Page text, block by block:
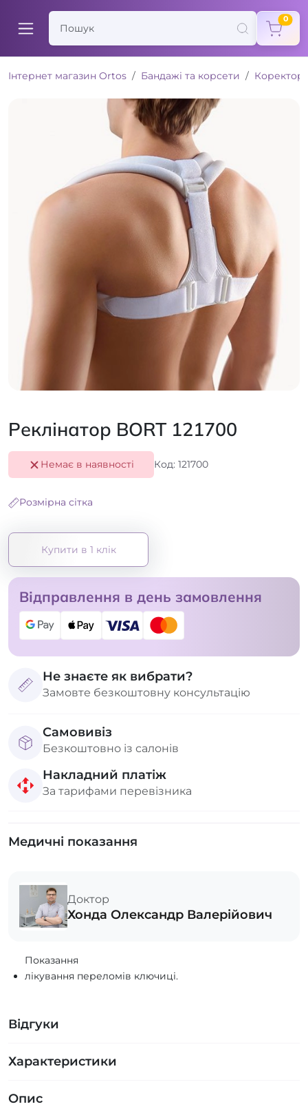
0
Інтернет магазин Ortos Бандажі та корсети
Реклінатор BORT 121700
Немає в наявності Код: 121700
Розмірна сітка
Купити в 1 клік
Відправлення в день замовлення
Не знаєте як вибрати?
Замовте безкоштовну консультацію
Самовивіз
Безкоштовно із салонів
Накладний платіж
За тарифами перевізника
Медичні показання
Доктор
Хонда Олександр Валерійович
Показання
лікування переломів ключиці.
Відгуки
Характеристики
Опис